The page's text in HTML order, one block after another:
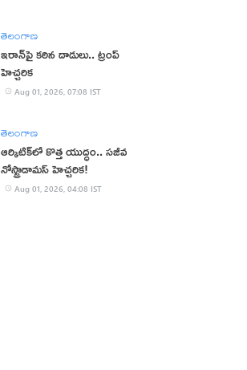
తెలంగాణ
ఇరాన్‌పై కఠిన దాడులు.. ట్రంప్
హెచ్చరిక
Aug 01, 2026, 07:08 IST
తెలంగాణ
ఆర్కిటిక్‌లో కొత్త యుద్ధం.. సజీవ
నోస్ట్రాడామస్ హెచ్చరిక!
Aug 01, 2026, 04:08 IST